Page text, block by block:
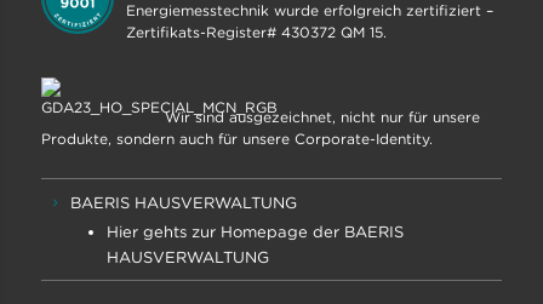
Energiemesstechnik wurde erfolgreich zertifiziert –
Zertifikats-Register# 430372 QM 15.
Wir sind ausgezeichnet, nicht nur für unsere
Produkte, sondern auch für unsere Corporate-Identity.
BAERIS HAUSVERWALTUNG
Hier gehts zur Homepage der BAERIS
HAUSVERWALTUNG